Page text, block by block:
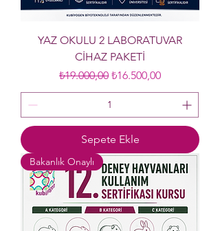
YAZ OKULU 2 LABORATUVAR
CİHAZ PAKETİ
Normal Fiyat
₺19.000,00 İndirimli Fiyat
₺16.500,00
Sepete Ekle
Bakanlık Onaylı